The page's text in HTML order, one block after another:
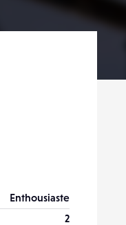
Enthousiaste
2